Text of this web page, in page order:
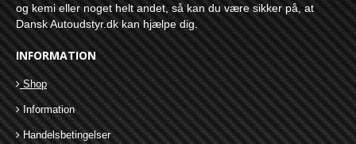
og kemi eller noget helt andet, så kan du være sikker på, at
Dansk Autoudstyr.dk kan hjælpe dig.
INFORMATION
Shop
Information
Handelsbetingelser